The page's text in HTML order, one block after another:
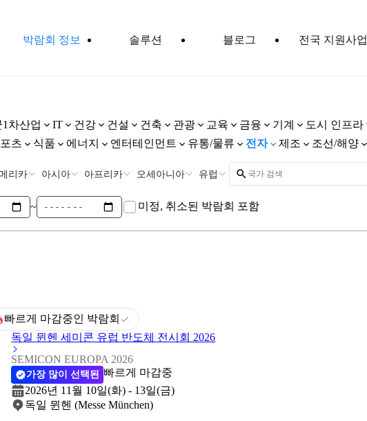
박람회 정보 솔루션 블로그
전국 지원사업
1차산업 IT 건강 건설 건축 관광 교육 금융 기계 도시 인프라
츠 식품 에너지 엔터테인먼트 유통/물류 전자 제조 조선/해양
리카 아시아 아프리카 오세아니아 유럽
~ 미정, 취소된 박람회 포함
빠르게 마감중인 박람회
독일 뮌헨 세미콘 유럽 반도체 전시회 2026
SEMICON EUROPA 2026
가장 많이 선택된
빠르게 마감중
2026년 11월 10일(화) - 13일(금)
독일 뮌헨 (Messe München)